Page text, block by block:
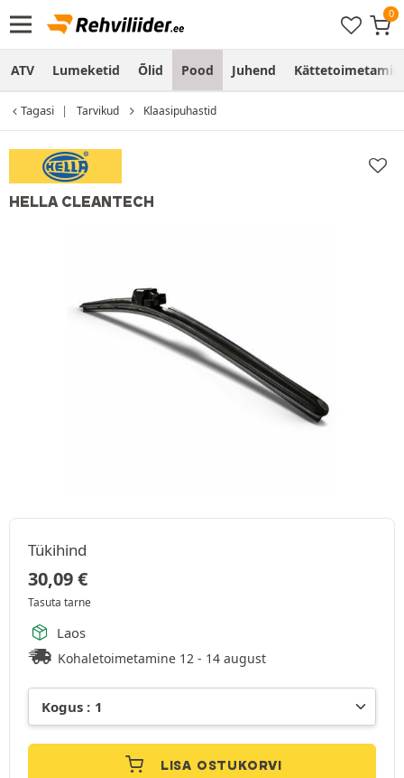
ATV Lumeketid Õlid Pood Juhend
Tagasi Tarvikud Klaasipuhastid
HELLA CLEANTECH
Tükihind
30,09€
Tasuta tarne
Laos
Kohaletoimetamine 12 - 14 august
LISA OSTUKORVI